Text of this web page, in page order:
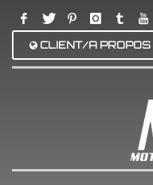
CLIENT/A PROPOS